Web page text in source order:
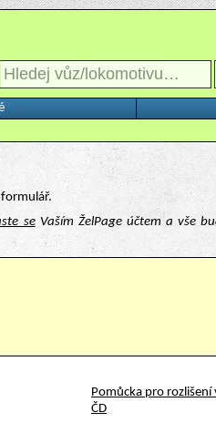
seVaším ŽelPage účtem a vše
Pomůcka pro
ČD